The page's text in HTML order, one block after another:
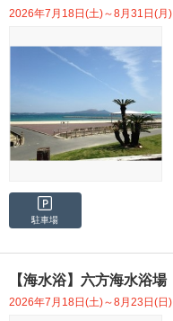
2026年7月18日(土)～8月31日(月)
駐車場
【海水浴】六方海水浴場
2026年7月18日(土)～8月23日(日)